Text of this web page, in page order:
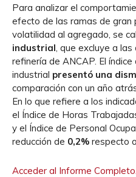
Para analizar el
efecto de las ramas de gran
volatilidad al agregado, se
industrial, que excluye a
refinería de ANCAP. El
industrial presentó una
comparación con un año
En lo que refiere a los
el Índice de Horas
y el Índice de Personal
reducción de 0,2% respecto
Acceder al Informe Completo.